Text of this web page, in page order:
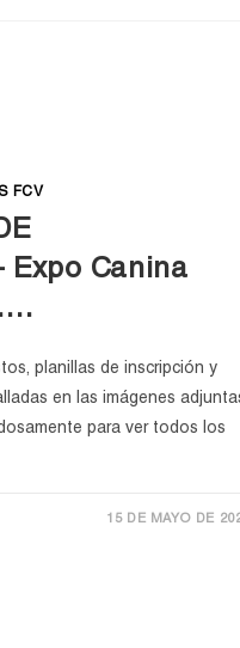
FCV
Expo Canina
planillas de inscripción y
en las imágenes
para ver todos los
15 DE MAYO DE